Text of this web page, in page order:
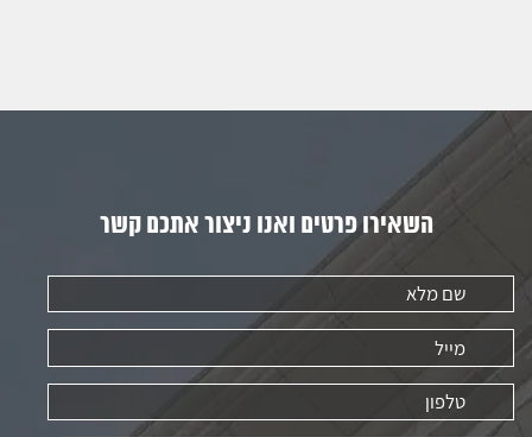
השאירו פרטים ואנו ניצור אתכם קשר